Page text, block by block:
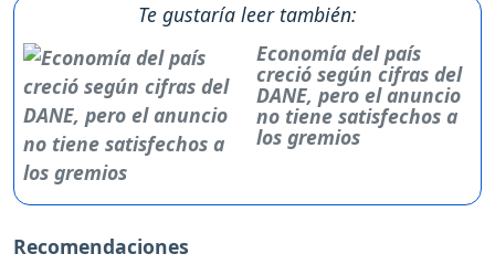
Te gustaría leer también:
Economía del país
creció según cifras del
DANE, pero el anuncio
no tiene satisfechos a
los gremios
Recomendaciones